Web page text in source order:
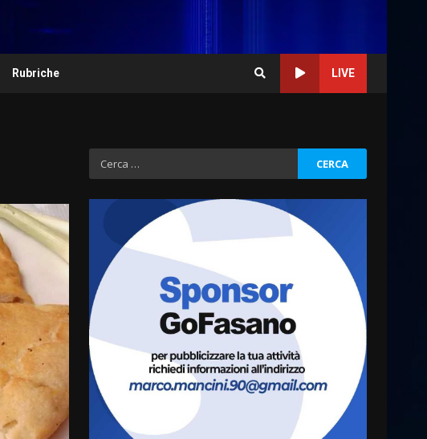
Rubriche LIVE
Ricerca
per:
Grazia Neglia, coordinatrice
cittadina di Fratelli d’Italia,
pronta a tornare in Consiglio
comunale
6 Agosto 2026 08:00
4
Cura dei beni comuni e
cittadinanza attiva: online
l’avviso per la gestione
condivisa della Villetta di